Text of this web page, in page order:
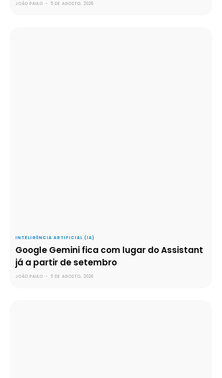
JOÃO PAULO - 5 DE AGOSTO, 2026
INTELIGÊNCIA ARTIFICIAL (IA)
Google Gemini fica com lugar do Assistant
já a partir de setembro
JOÃO PAULO - 5 DE AGOSTO, 2026